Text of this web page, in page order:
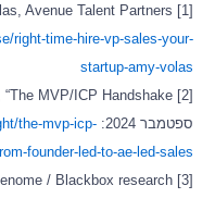
right-time-hire-vp-sales-your-
startup-amy-volas
ספטמבר 2024:
the-mvp-icp-
founder-led-to-ae-led-sales/